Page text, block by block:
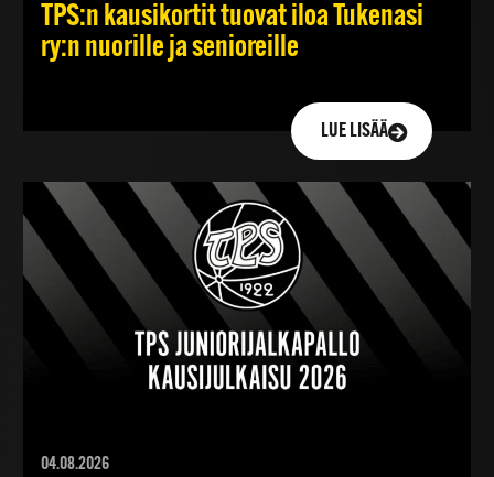
TPS:n kausikortit tuovat iloa Tukenasi
ry:n nuorille ja senioreille
LUE LISÄÄ
04.08.2026